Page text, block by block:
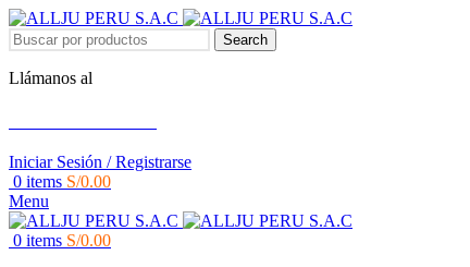
Search
Llámanos al
Iniciar Sesión / Registrarse
0 items S/0.00
Menu
0 items S/0.00